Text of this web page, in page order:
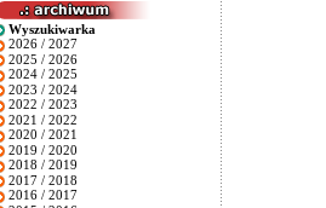
Wyszukiwarka
2026 / 2027
2025 / 2026
2024 / 2025
2023 / 2024
2022 / 2023
2021 / 2022
2020 / 2021
2019 / 2020
2018 / 2019
2017 / 2018
2016 / 2017